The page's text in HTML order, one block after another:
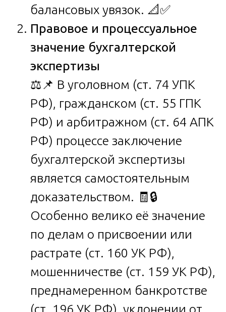
балансовых увязок. 📐✅
Правовое и процессуальное
значение бухгалтерской
экспертизы
⚖️📌 В уголовном (ст. 74 УПК
РФ), гражданском (ст. 55 ГПК
РФ) и арбитражном (ст. 64 АПК
РФ) процессе заключение
бухгалтерской экспертизы
является самостоятельным
доказательством. 🧾🔒
Особенно велико её значение
по делам о присвоении или
растрате (ст. 160 УК РФ),
мошенничестве (ст. 159 УК РФ),
преднамеренном банкротстве
(ст. 196 УК РФ), уклонении от